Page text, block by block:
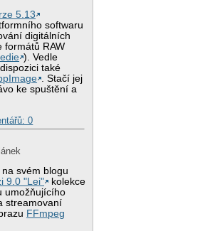
5.13
softwaru
digitálních
formátů RAW
). Vedle
také
. Stačí jej
ke spuštění a
0
svém blogu
9.0 "Lei"
kolekce
umožňujícího
streamovaní
FFmpeg